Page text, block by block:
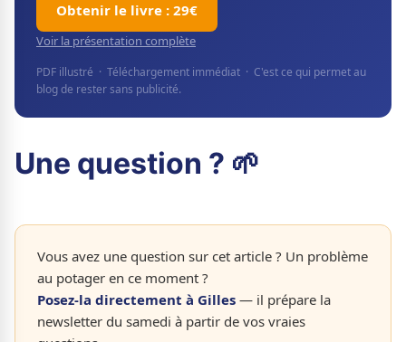
Obtenir le livre : 29€
Voir la présentation complète
PDF illustré · Téléchargement immédiat · C'est ce qui permet au
blog de rester sans publicité.
Une question ? 🌱
Vous avez une question sur cet article ? Un problème
au potager en ce moment ?
Posez-la directement à Gilles — il prépare la
newsletter du samedi à partir de vos vraies